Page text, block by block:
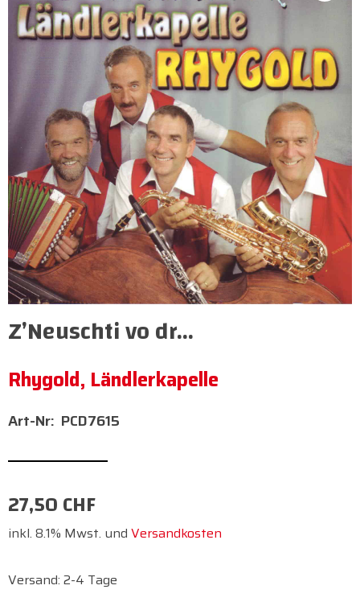
Z’Neuschti vo dr…
Rhygold, Ländlerkapelle
PCD7615
27,50CHF
inkl. 8.1% Mwst. und Versandkosten
Versand: 2-4 Tage